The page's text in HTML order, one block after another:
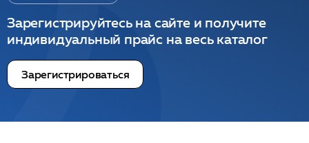
Зарегистрируйтесь на сайте и получите
индивидуальный прайс на весь каталог
Зарегистрироваться